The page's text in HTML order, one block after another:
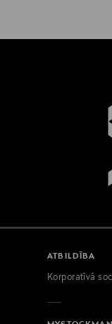
ATBILDĪBA
Korporatīvā